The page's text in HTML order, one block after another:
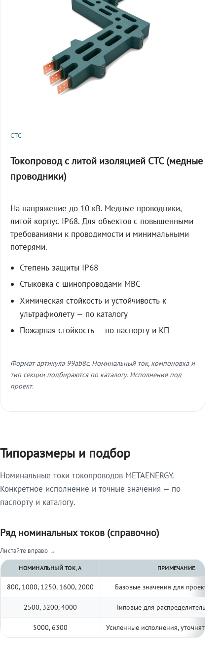
СТС
Токопровод с литой изоляцией СТС (медные
проводники)
На напряжение до 10 кВ. Медные проводники,
литой корпус IP68. Для объектов с повышенными
требованиями к проводимости и минимальными
потерями.
Степень защиты IP68
Стыковка с шинопроводами МВС
Химическая стойкость и устойчивость к
ультрафиолету — по каталогу
Пожарная стойкость — по паспорту и КП
Формат артикула 99ab8c. Номинальный ток, компоновка и
тип секции подбираются по каталогу. Исполнения под
проект.
Типоразмеры и подбор
Номинальные токи токопроводов METAENERGY.
Конкретное исполнение и точные значения — по
паспорту и каталогу.
Ряд номинальных токов (справочно)
Листайте вправо →
НОМИНАЛЬНЫЙ ТОК, А ПРИМЕЧАНИЕ
800, 1000, 1250, 1600, 2000 Базовые значения для
2500, 3200, 4000 Типовые для распределительных
5000, 6300 Усиленные исполнения, уточнять по